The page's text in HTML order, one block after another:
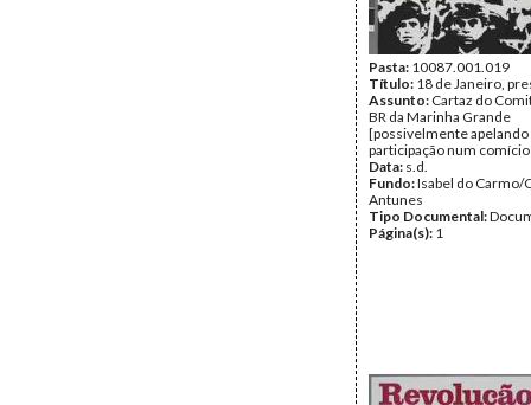
Pasta: 10087.001.019
Título: 18 de Janeiro,
Assunto: Cartaz do
BR da Marinha Grande
[possivelmente apelando
participação num
Data: s.d.
Fundo:Isabel do Carmo/
Antunes
Tipo Documental:
Página(s): 1